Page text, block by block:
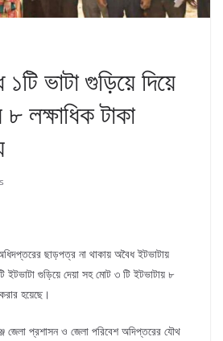
ভাটা গুড়িয়ে দিয়ে
লক্ষাধিক টাকা
ছাড়পত্র না থাকায় অবৈধ ইটভাটায়
গুড়িয়ে দেয়া সহ মোট ৩ টি ইটভাটায় ৮
হয়েছে।
জেলা প্রশাসন ও জেলা পরিবেশ অদিপ্তরের যৌথ